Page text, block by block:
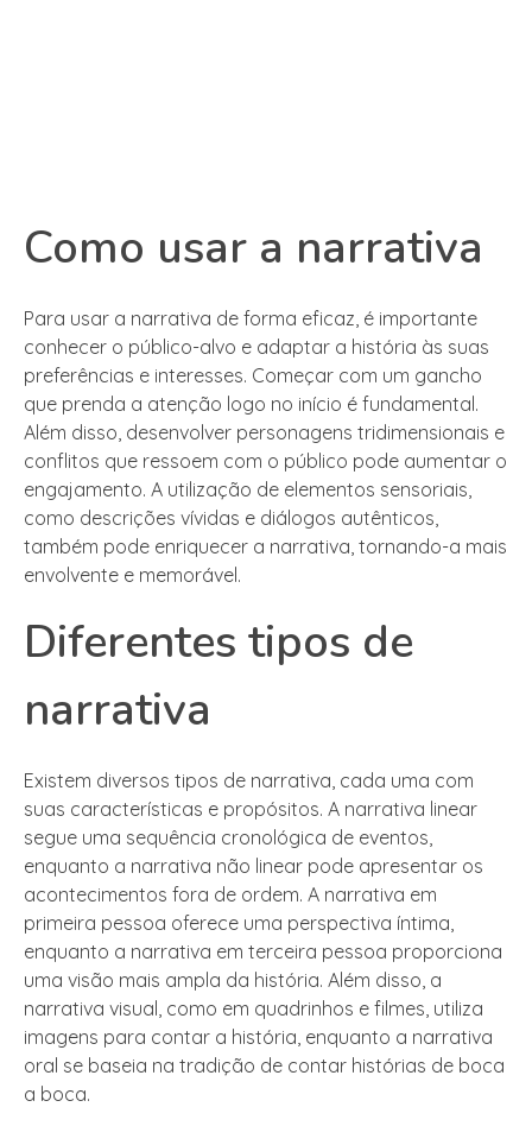
Como usar a narrativa
Para usar a narrativa de forma eficaz, é importante
conhecer o público-alvo e adaptar a história às suas
preferências e interesses. Começar com um gancho
que prenda a atenção logo no início é fundamental.
Além disso, desenvolver personagens tridimensionais e
conflitos que ressoem com o público pode aumentar o
engajamento. A utilização de elementos sensoriais,
como descrições vívidas e diálogos autênticos,
também pode enriquecer a narrativa, tornando-a mais
envolvente e memorável.
Diferentes tipos de
narrativa
Existem diversos tipos de narrativa, cada uma com
suas características e propósitos. A narrativa linear
segue uma sequência cronológica de eventos,
enquanto a narrativa não linear pode apresentar os
acontecimentos fora de ordem. A narrativa em
primeira pessoa oferece uma perspectiva íntima,
enquanto a narrativa em terceira pessoa proporciona
uma visão mais ampla da história. Além disso, a
narrativa visual, como em quadrinhos e filmes, utiliza
imagens para contar a história, enquanto a narrativa
oral se baseia na tradição de contar histórias de boca
a boca.